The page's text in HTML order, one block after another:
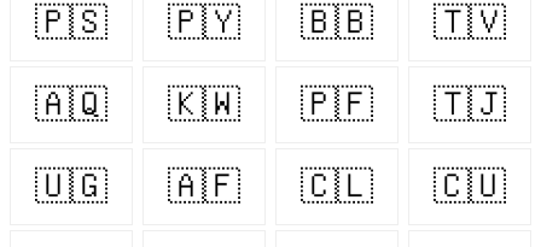
🇵🇸 🇵🇾 🇧🇧 🇹🇻
🇦🇶 🇰🇼 🇵🇫 🇹🇯
🇺🇬 🇦🇫 🇨🇱 🇨🇺